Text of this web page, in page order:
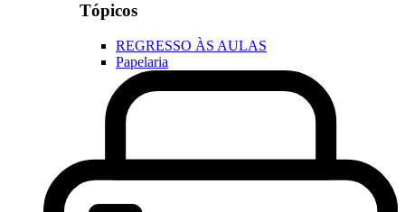
Tópicos
REGRESSO ÀS AULAS
Papelaria